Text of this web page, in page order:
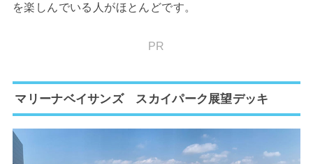
を楽しんでいる人がほとんどです。
PR
マリーナベイサンズ スカイパーク展望デッキ